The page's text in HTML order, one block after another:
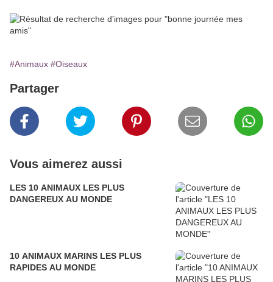
#Animaux #Oiseaux
Partager
Vous aimerez aussi
LES 10 ANIMAUX LES PLUS
DANGEREUX AU MONDE
10 ANIMAUX MARINS LES PLUS
RAPIDES AU MONDE